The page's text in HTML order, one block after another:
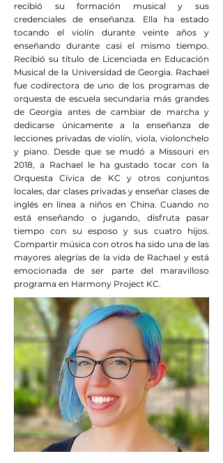
recibió su formación musical y sus
credenciales de enseñanza. Ella ha estado
tocando el violín durante veinte años y
enseñando durante casi el mismo tiempo.
Recibió su título de Licenciada en Educación
Musical de la Universidad de Georgia. Rachael
fue codirectora de uno de los programas de
orquesta de escuela secundaria más grandes
de Georgia antes de cambiar de marcha y
dedicarse únicamente a la enseñanza de
lecciones privadas de violín, viola, violonchelo
y piano. Desde que se mudó a Missouri en
2018, a Rachael le ha gustado tocar con la
Orquesta Cívica de KC y otros conjuntos
locales, dar clases privadas y enseñar clases de
inglés en línea a niños en China. Cuando no
está enseñando o jugando, disfruta pasar
tiempo con su esposo y sus cuatro hijos.
Compartir música con otros ha sido una de las
mayores alegrías de la vida de Rachael y está
emocionada de ser parte del maravilloso
programa en Harmony Project KC.